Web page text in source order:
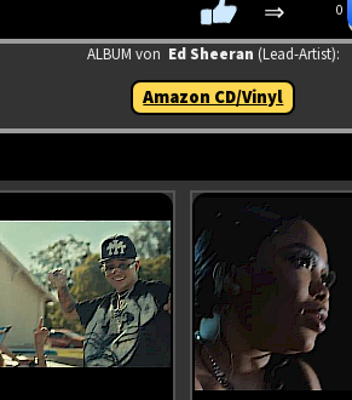
⇒ 0
ALBUM von Ed Sheeran (Lead-Artist):
Amazon CD/Vinyl